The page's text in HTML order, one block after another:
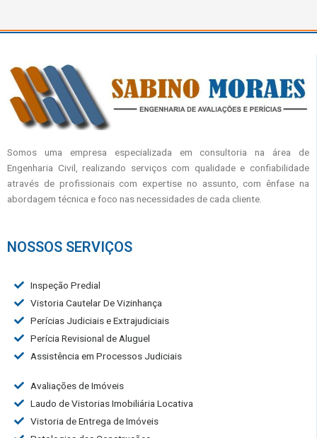
Somos uma empresa especializada em consultoria na área de
Engenharia Civil, realizando serviços com qualidade e confiabilidade
através de profissionais com expertise no assunto, com ênfase na
abordagem técnica e foco nas necessidades de cada cliente.
NOSSOS SERVIÇOS
Inspeção Predial
Vistoria Cautelar De Vizinhança
Perícias Judiciais e Extrajudiciais
Perícia Revisional de Aluguel
Assistência em Processos Judiciais
Avaliações de Imóveis
Laudo de Vistorias Imobiliária Locativa
Vistoria de Entrega de Imóveis